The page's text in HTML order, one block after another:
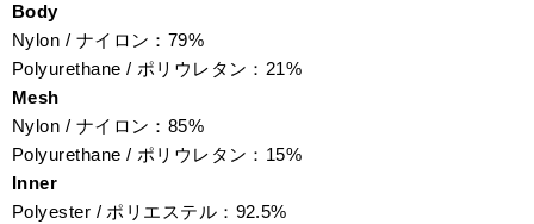
Body
Nylon / ナイロン：79%
Polyurethane / ポリウレタン：21%
Mesh
Nylon / ナイロン：85%
Polyurethane / ポリウレタン：15%
Inner
Polyester / ポリエステル：92.5%